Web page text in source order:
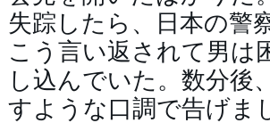
失踪したら、日本の警
こう言い返されて男は
し込んでいた。数分後
すような口調で告げま